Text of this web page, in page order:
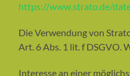
https://www.strato.de/
Die Verwendung von
Art. 6 Abs. 1 lit. f DSGVO.
Interesse an einer